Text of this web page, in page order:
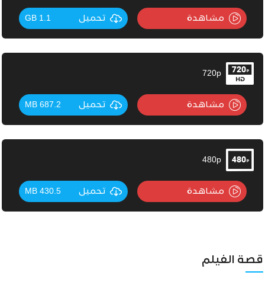
مشاهدة تحميل 1.1 GB
720p
مشاهدة تحميل 687.2 MB
480p
مشاهدة تحميل 430.5 MB
قصة الفيلم